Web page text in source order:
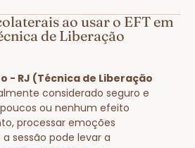
ao usar o EFT em
de Liberação
- RJ (Técnica de Liberação
considerado seguro e
ou nenhum efeito
processar emoções
sessão pode levar a